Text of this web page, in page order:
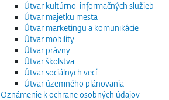
Útvar kultúrno-informačných služieb
Útvar majetku mesta
Útvar marketingu a komunikácie
Útvar mobility
Útvar právny
Útvar školstva
Útvar sociálnych vecí
Útvar územného plánovania
Oznámenie k ochrane osobných údajov